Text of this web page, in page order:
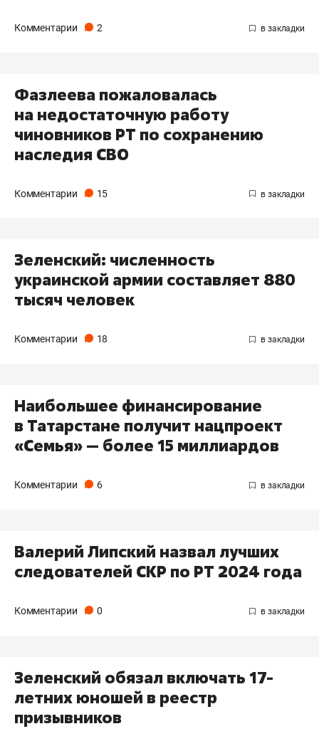
Комментарии 2
Фазлеева пожаловалась
на недостаточную работу
чиновников РТ по сохранению
наследия СВО
Комментарии 15
Зеленский: численность
украинской армии составляет 880
тысяч человек
Комментарии 18
Наибольшее финансирование
в Татарстане получит нацпроект
«Семья» — более 15 миллиардов
Комментарии 6
Валерий Липский назвал лучших
следователей СКР по РТ 2024 года
Комментарии 0
Зеленский обязал включать 17-
летних юношей в реестр
призывников